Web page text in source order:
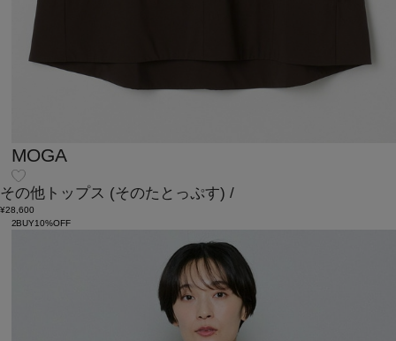
MOGA
その他トップス (そのたとっぷす) /
¥28,600
2BUY10%OFF